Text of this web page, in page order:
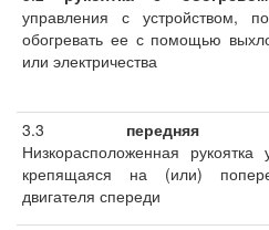
управления с устройством,
обогревать ее с помощью
или электричества
3.3 передняя
Низкорасположенная рукоятка
крепящаяся на (или)
двигателя спереди